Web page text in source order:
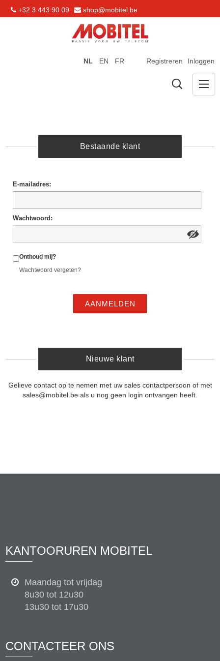
+32 3 443 90 09 shop@mobitel.be
Registreren Inloggen
NL EN FR
Bestaande klant
E-mailadres:
Wachtwoord:
Onthoud mij?
Wachtwoord vergeten?
AANMELDEN
Nieuwe klant
Gelieve contact op te nemen met uw sales contactpersoon of met
sales@mobitel.be als u nog geen login ontvangen heeft.
KANTOORUREN MOBITEL
Maandag tot vrijdag
8u30 tot 12u30
13u30 tot 17u30
CONTACTEER ONS